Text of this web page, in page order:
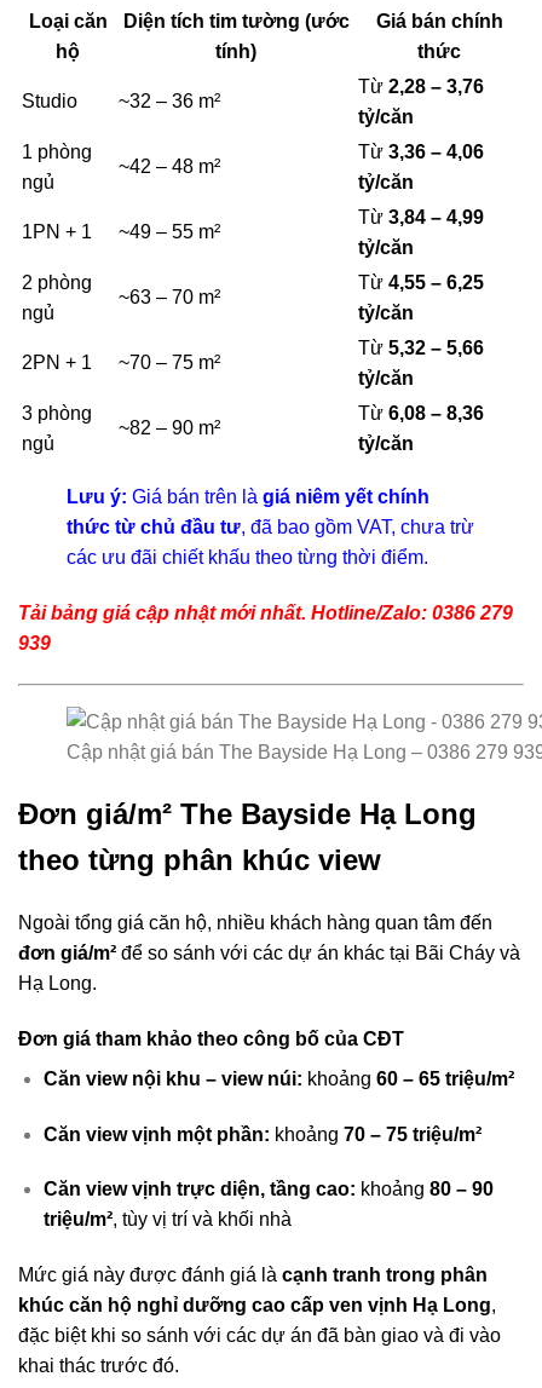
Loại căn
hộ
Diện tích tim tường (ước
tính)
Giá bán chính
thức
Studio ~32 – 36 m²
Từ 2,28 – 3,76
tỷ/căn
1 phòng
ngủ
~42 – 48 m²
Từ 3,36 – 4,06
tỷ/căn
1PN + 1 ~49 – 55 m²
Từ 3,84 – 4,99
tỷ/căn
2 phòng
ngủ
~63 – 70 m²
Từ 4,55 – 6,25
tỷ/căn
2PN + 1 ~70 – 75 m²
Từ 5,32 – 5,66
tỷ/căn
3 phòng
ngủ
~82 – 90 m²
Từ 6,08 – 8,36
tỷ/căn
Lưu ý: Giá bán trên là giá niêm yết chính
thức từ chủ đầu tư, đã bao gồm VAT, chưa trừ
các ưu đãi chiết khấu theo từng thời điểm.
Tải bảng giá cập nhật mới nhất. Hotline/Zalo: 0386 279
939
Cập nhật giá bán The Bayside Hạ Long – 0386 279
Đơn giá/m² The Bayside Hạ Long
theo từng phân khúc view
Ngoài tổng giá căn hộ, nhiều khách hàng quan tâm đến
đơn giá/m² để so sánh với các dự án khác tại Bãi Cháy và
Hạ Long.
Đơn giá tham khảo theo công bố của CĐT
Căn view nội khu – view núi: khoảng 60 – 65 triệu/m²
Căn view vịnh một phần: khoảng 70 – 75 triệu/m²
Căn view vịnh trực diện, tầng cao: khoảng 80 – 90
triệu/m², tùy vị trí và khối nhà
Mức giá này được đánh giá là cạnh tranh trong phân
khúc căn hộ nghỉ dưỡng cao cấp ven vịnh Hạ Long,
đặc biệt khi so sánh với các dự án đã bàn giao và đi vào
khai thác trước đó.